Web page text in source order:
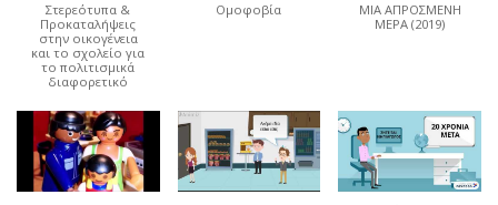
Στερεότυπα &
Προκαταλήψεις
στην οικογένεια
και το σχολείο για
το πολιτισμικά
διαφορετικό
Ομοφοβία
ΜΙΑ ΑΠΡΟΣΜΕΝΗ
ΜΕΡΑ (2019)